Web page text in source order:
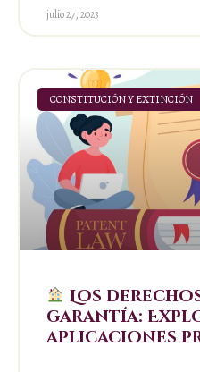
julio 27, 2023
CONSTITUCIÓN Y EXTINCIÓN
Los
garantía:
aplicaciones